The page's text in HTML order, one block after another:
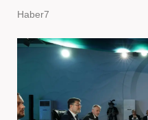
Haber7